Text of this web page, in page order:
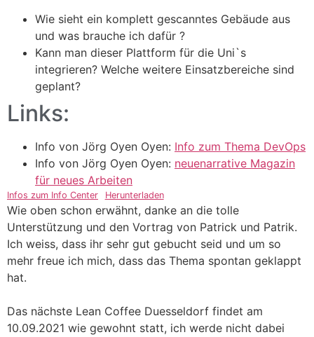
Wie sieht ein komplett gescanntes Gebäude aus
und was brauche ich dafür ?
Kann man dieser Plattform für die Uni`s
integrieren? Welche weitere Einsatzbereiche sind
geplant?
Links:
Info von Jörg Oyen Oyen: Info zum Thema DevOps
Info von Jörg Oyen Oyen: neuenarrative Magazin
für neues Arbeiten
Infos zum Info Center Herunterladen
Wie oben schon erwähnt, danke an die tolle
Unterstützung und den Vortrag von Patrick und Patrik.
Ich weiss, dass ihr sehr gut gebucht seid und um so
mehr freue ich mich, dass das Thema spontan geklappt
hat.
Das nächste Lean Coffee Duesseldorf findet am
10.09.2021 wie gewohnt statt, ich werde nicht dabei